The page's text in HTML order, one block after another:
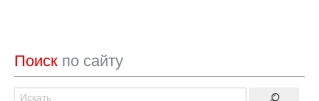
Поиск по сайту